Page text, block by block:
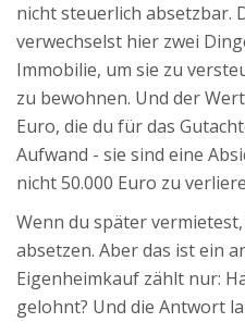
nicht steuerlich absetzbar.
verwechselst hier zwei
Immobilie, um sie zu
zu bewohnen. Und der
Euro, die du für das
Aufwand - sie sind eine
nicht 50.000 Euro zu
Wenn du später
absetzen. Aber das ist ein
Eigenheimkauf zählt nur:
gelohnt? Und die Antwort